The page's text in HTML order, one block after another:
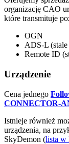
organizację CAO
które transmituje
OGN
ADS-L
Remote ID
Urządzenie
Cena jednego
CONNECTOR-
Istnieje również
urządzenia, na
SkyDemon (lista w